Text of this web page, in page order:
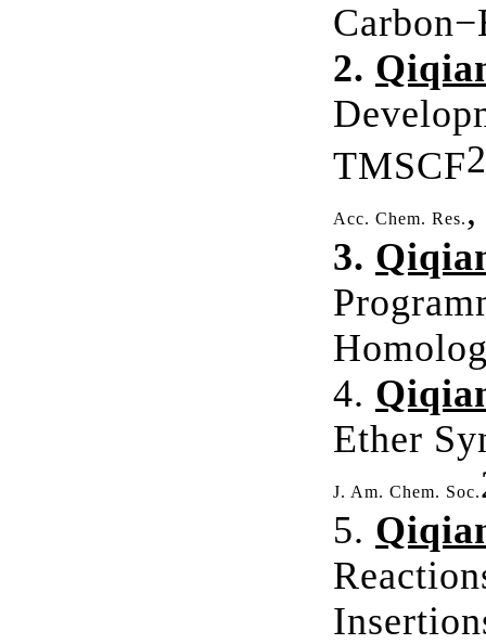
2.
TMSCF2
Acc. Chem. Res.
3.
4.
Ether
J. Am. Chem. Soc.
5.